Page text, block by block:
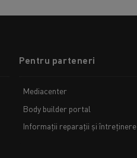
Pentru parteneri
Mediacenter
Body builder portal
Informații reparații și întreținere